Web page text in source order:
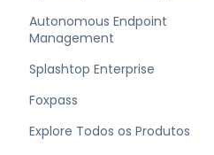
Autonomous Endpoint
Management
Splashtop Enterprise
Foxpass
Explore Todos os Produtos